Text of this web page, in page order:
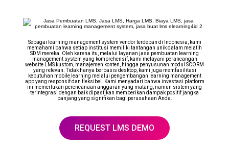
Sebagai learning management system vendor terdepan di Indonesia, kami
memahami bahwa setiap institusi memiliki tantangan unik dalam melatih
SDM mereka. Oleh karena itu, melalui layanan jasa pembuatan learning
management system yang komprehensif, kami melayani perancangan
website LMS kustom, manajemen konten, hingga penyusunan modul SCORM
yang relevan. Tidak hanya berbasis desktop, kami juga memfasilitasi
kebutuhan mobile learning melalui pengembangan learning management
app yang responsif dan fleksibel. Kami menyadari bahwa investasi platform
ini memerlukan perencanaan anggaran yang matang, namun sistem yang
terintegrasi dengan baik dipastikan memberikan dampak positif jangka
panjang yang signifikan bagi perusahaan Anda.
REQUEST LMS DEMO